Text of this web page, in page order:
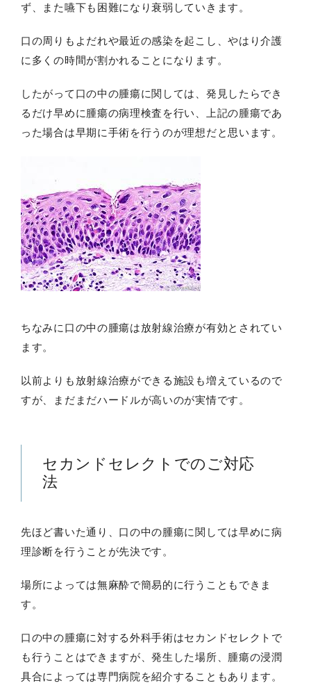
ず、また嚥下も困難になり衰弱していきます。
口の周りもよだれや最近の感染を起こし、やはり介護
に多くの時間が割かれることになります。
したがって口の中の腫瘍に関しては、発見したらでき
るだけ早めに腫瘍の病理検査を行い、上記の腫瘍であ
った場合は早期に手術を行うのが理想だと思います。
ちなみに口の中の腫瘍は放射線治療が有効とされてい
ます。
以前よりも放射線治療ができる施設も増えているので
すが、まだまだハードルが高いのが実情です。
セカンドセレクトでのご対応
法
先ほど書いた通り、口の中の腫瘍に関しては早めに病
理診断を行うことが先決です。
場所によっては無麻酔で簡易的に行うこともできま
す。
口の中の腫瘍に対する外科手術はセカンドセレクトで
も行うことはできますが、発生した場所、腫瘍の浸潤
具合によっては専門病院を紹介することもあります。